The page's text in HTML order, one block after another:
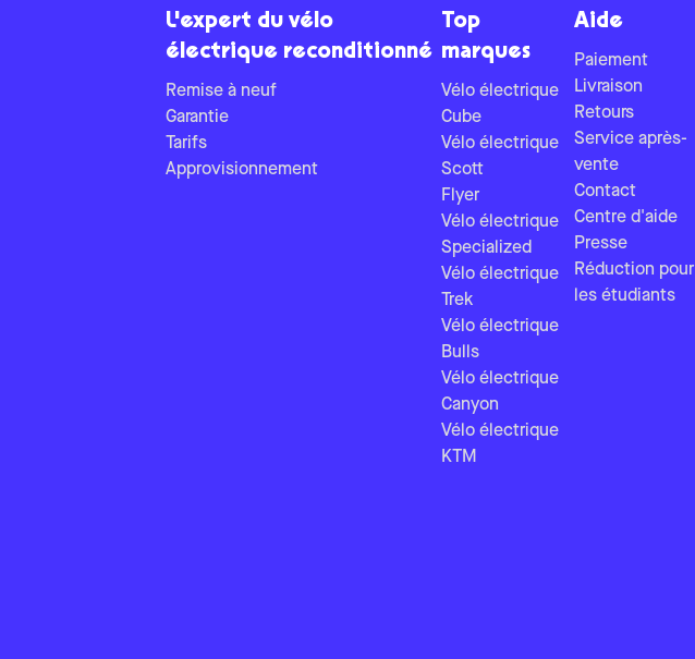
L'expert du vélo
électrique reconditionné
Remise à neuf
Garantie
Tarifs
Approvisionnement
Top
marques
Vélo électrique
Cube
Vélo électrique
Scott
Flyer
Vélo électrique
Specialized
Vélo électrique
Trek
Vélo électrique
Bulls
Vélo électrique
Canyon
Vélo électrique
KTM
Aide
Paiement
Livraison
Retours
Service après-
vente
Contact
Centre d'aide
Presse
Réduction pour
les étudiants